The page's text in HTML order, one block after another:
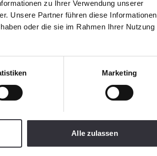
zu Ihrer Verwendung unserer
Unsere Partner führen diese Informationen
oder die sie im Rahmen Ihrer Nutzung
Marketing
Alle zulassen